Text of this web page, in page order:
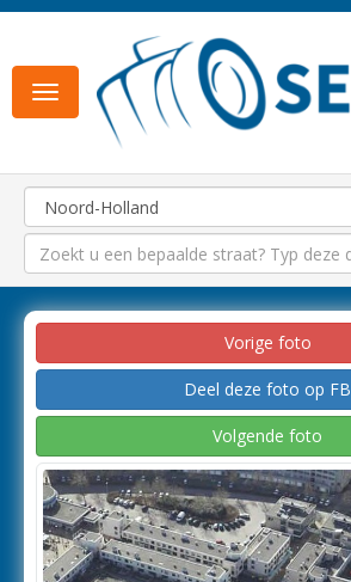
Toggle
navigation
Vorige foto
Deel deze foto op FB
Volgende foto